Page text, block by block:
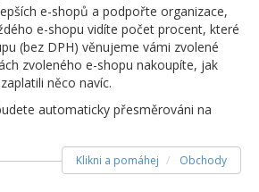
e-shopů a podpořte organizace,
e-shopu vidíte počet procent, které
(bez DPH) věnujeme vámi zvolené
zvoleného e-shopu nakoupíte, jak
něco navíc.
automaticky přesměrováni na
Klikni a pomáhej Obchody